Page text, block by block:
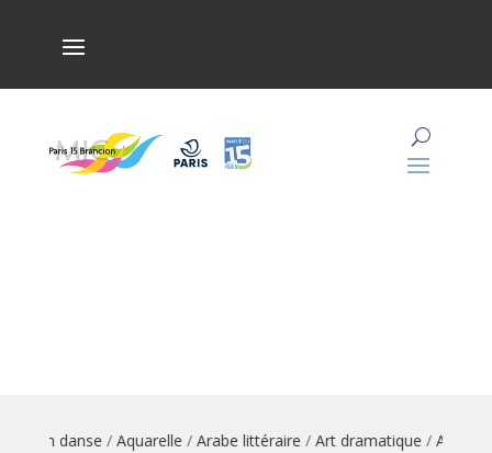
danse/ Aquarelle/ Arabe littéraire/ Art dramatique/ Arts du